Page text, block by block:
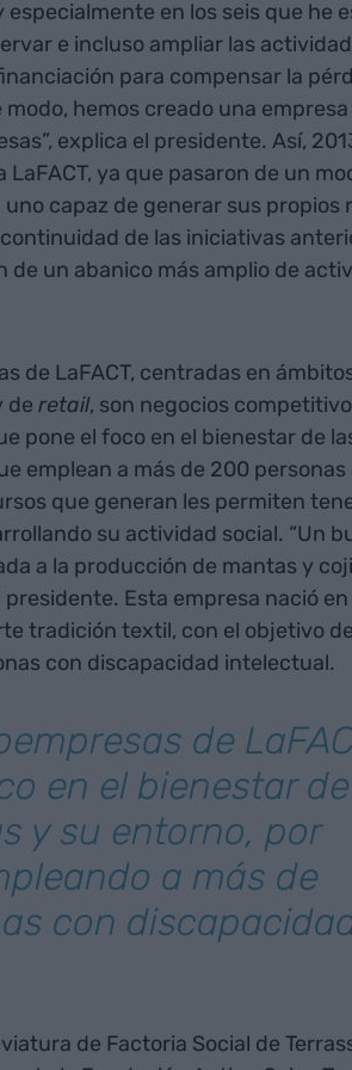
especialmente en los seis que he
e incluso ampliar las
para compensar la
modo, hemos creado una
explica el presidente. Así,
LaFACT, ya que pasaron de un
capaz de generar sus propios
de las iniciativas
de un abanico más amplio de
de LaFACT, centradas en
de retail, son negocios
pone el foco en el bienestar de
emplean a más de 200
que generan les permiten
su actividad social. “Un
a la producción de mantas y
presidente. Esta empresa nació
tradición textil, con el objetivo
con discapacidad intelectual.
de
en el bienestar de
y su entorno, por
a más de
con
de Factoria Social de